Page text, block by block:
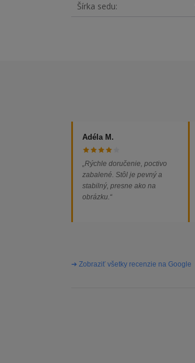
Šírka sedu
Adéla M.
„Rýchle doručenie, poctivo
zabalené. Stôl je pevný a
stabilný, presne ako na
obrázku.“
➔ Zobraziť všetky recenzie na Google